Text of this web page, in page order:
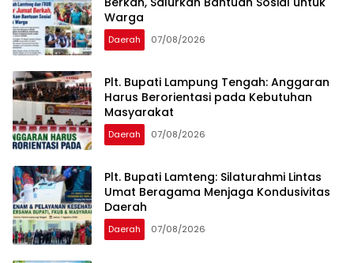
Warga
Daerah 07/08/2026
Plt. Bupati Lampung Tengah: Anggaran
Harus Berorientasi pada Kebutuhan
Masyarakat
Daerah 07/08/2026
Plt. Bupati Lamteng: Silaturahmi Lintas
Umat Beragama Menjaga Kondusivitas
Daerah
Daerah 07/08/2026